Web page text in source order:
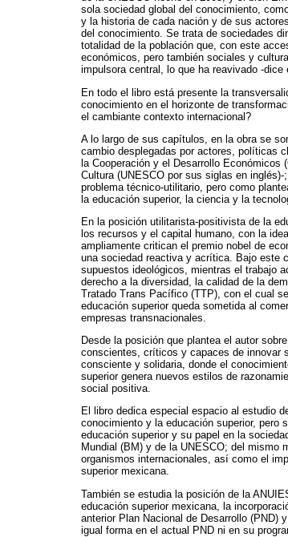
sola sociedad global del conocimiento,
y la historia de cada nación y de sus
del conocimiento. Se trata de sociedades
totalidad de la población que, con este
económicos, pero también sociales y
impulsora central, lo que ha reavivado -
En todo el libro está presente la
conocimiento en el horizonte de
el cambiante contexto internacional?
A lo largo de sus capítulos, en la obra se
cambio desplegadas por actores, políticas
la Cooperación y el Desarrollo
Cultura (UNESCO por sus siglas en
problema técnico-utilitario, pero como
la educación superior, la ciencia y la
En la posición utilitarista-positivista de la
los recursos y el capital humano, con la
ampliamente critican el premio nobel de
una sociedad reactiva y acrítica. Bajo este
supuestos ideológicos, mientras el trabajo
derecho a la diversidad, la calidad de la
Tratado Trans Pacífico (TTP), con el cual
educación superior queda sometida al
empresas transnacionales.
Desde la posición que plantea el autor
conscientes, críticos y capaces de innovar
consciente y solidaria, donde el
superior genera nuevos estilos de
social positiva.
El libro dedica especial espacio al estudio
conocimiento y la educación superior, pero
educación superior y su papel en la
Mundial (BM) y de la UNESCO; del mismo
organismos internacionales, así como el
superior mexicana.
También se estudia la posición de la
educación superior mexicana, la
anterior Plan Nacional de Desarrollo (PND)
igual forma en el actual PND ni en su